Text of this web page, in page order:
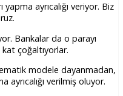
ayrıcalığı veriyor. Biz
Bankalar da o parayı
çoğaltıyorlar.
modele dayanmadan,
verilmiş oluyor.